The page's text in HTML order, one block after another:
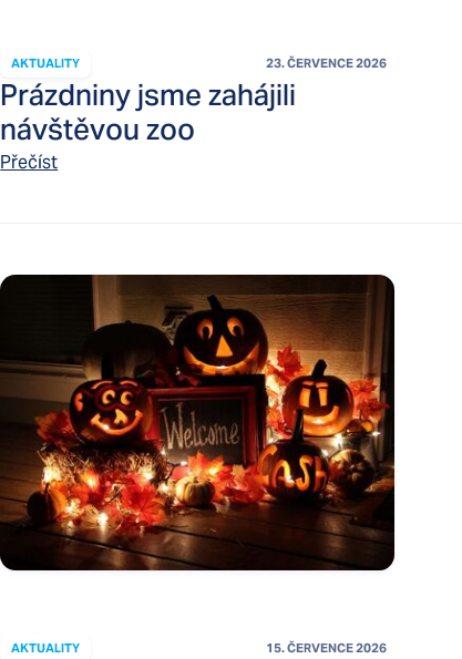
AKTUALITY 23. ČERVENCE 2026
Prázdniny jsme zahájili
návštěvou zoo
Přečíst
AKTUALITY 15. ČERVENCE 2026